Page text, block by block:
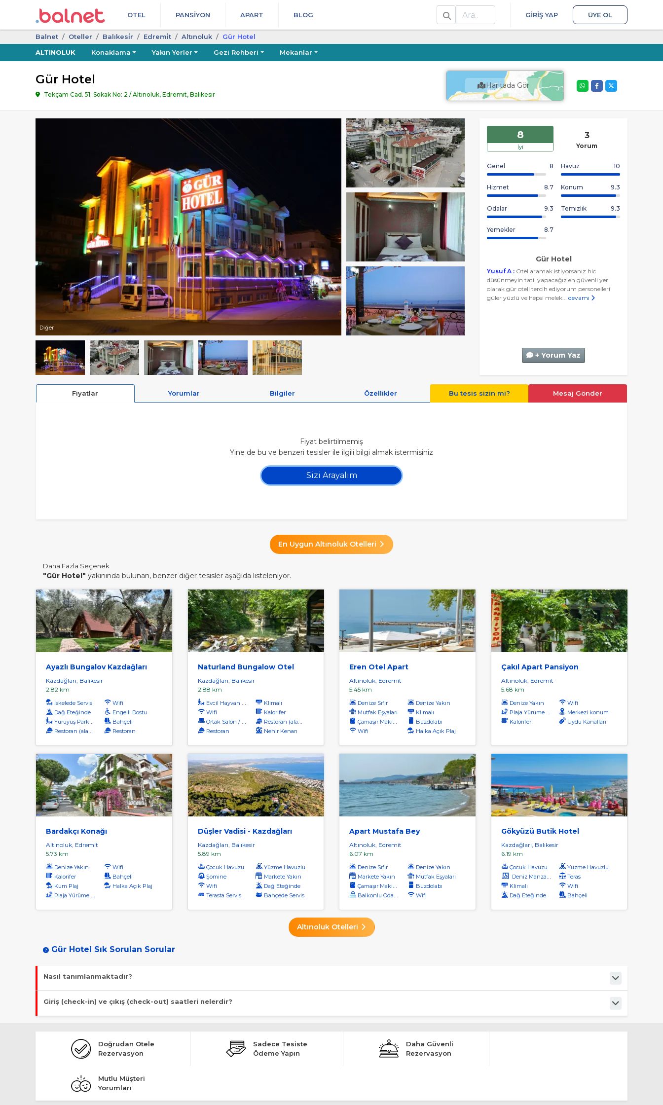
OTEL PANSIYON APART BLOG
Ara
GIRIŞ YAP ÜYE OL
Balnet Oteller Balıkesi̇r Edremi̇t Altınoluk
Gür Hotel
ALTINOLUK
Konaklama Yakın Yerler Gezi Rehberi Mekanlar
Gür Hotel
Tekçam Cad. 51. Sokak No: 2 / Altınoluk, Edremit, Balıkesir
Haritada Gör
Diğer
8
İyi
3
Yorum
Genel 8 Havuz 10
Hizmet 8.7 Konum 9.3
Odalar 9.3 Temizlik 9.3
Yemekler 8.7
Gür Hotel
Yusuf A : Otel aramak istiyorsanız hic
düsünmeyin tatil yapacağız en güvenli yer
olarak gür oteli tercih ediyorum personelleri
güler yüzlü ve hepsi melek... devamı
+ Yorum Yaz
Fiyatlar Yorumlar Bilgiler Özellikler Bu tesis sizin mi? Mesaj Gönder
Fiyat belirtilmemiş
Yine de bu ve benzeri tesisler ile ilgili bilgi almak istermisiniz
Sizi Arayalım
En Uygun Altınoluk Otelleri
Daha Fazla Seçenek
"Gür Hotel" yakınında bulunan, benzer diğer tesisler aşağıda listeleniyor.
Ayazlı Bungalov Kazdağları
Kazdağları, Balıkesir
2.82 km
İskelede Servis
Wifi
Dağ Eteğinde
Engelli Dostu
Yürüyüş Parkuru
Bahçeli
Restoran (alakart)
Restoran
Naturland Bungalow Otel
Kazdağları, Balıkesir
2.88 km
Evcil Hayvan Kabul
Klimalı
Wifi
Kalorifer
Ortak Salon / Tv Alanı
Restoran (alakart)
Restoran
Nehir Kenarı
Eren Otel Apart
Altınoluk, Edremit
5.45 km
Denize Sıfır
Denize Yakın
Mutfak Eşyaları
Klimalı
Çamaşır Makinası
Buzdolabı
Wifi
Halka Açık Plaj
Çakıl Apart Pansiyon
Altınoluk, Edremit
5.68 km
Denize Yakın
Wifi
Plaja Yürüme Mesafesi
Merkezi konum
Kalorifer
Uydu Kanalları
Bardakçı Konağı
Altınoluk, Edremit
5.73 km
Denize Yakın
Wifi
Kalorifer
Bahçeli
Kum Plaj
Halka Açık Plaj
Plaja Yürüme Mesafesi
Düşler Vadisi - Kazdağları
Kazdağları, Balıkesir
5.89 km
Çocuk Havuzu
Yüzme Havuzlu
Şömine
Markete Yakın
Wifi
Dağ Eteğinde
Terasta Servis
Bahçede Servis
Apart Mustafa Bey
Altınoluk, Edremit
6.07 km
Denize Sıfır
Denize Yakın
Markete Yakın
Mutfak Eşyaları
Çamaşır Makinası
Buzdolabı
Balkonlu Odalar
Wifi
Gökyüzü Butik Hotel
Kazdağları, Balıkesir
6.19 km
Çocuk Havuzu
Yüzme Havuzlu
Deniz Manzaralı
Teras
Klimalı
Wifi
Dağ Eteğinde
Bahçeli
Altınoluk Otelleri
Gür Hotel Sık Sorulan Sorular
Nasıl tanımlanmaktadır?
Tesis Tiny Hause statüsündedir.
Giriş (check-in) ve çıkış (check-out) saatleri nelerdir?
Giriş en erken 13:00, çıkış en geç 11:00 saatindedir.
Doğrudan Otele
Rezervasyon
Sadece Tesiste
Ödeme Yapın
Daha Güvenli
Rezervasyon
Mutlu Müşteri
Yorumları